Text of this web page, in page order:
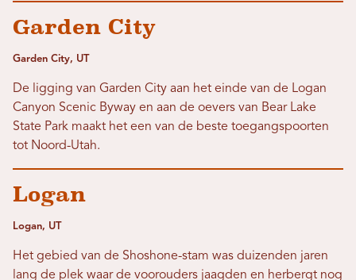
Garden City
Garden City, UT
De ligging van Garden City aan het einde van de Logan
Canyon Scenic Byway en aan de oevers van Bear Lake
State Park maakt het een van de beste toegangspoorten
tot Noord-Utah.
Logan
Logan, UT
Het gebied van de Shoshone-stam was duizenden jaren
lang de plek waar de voorouders jaagden en herbergt nog